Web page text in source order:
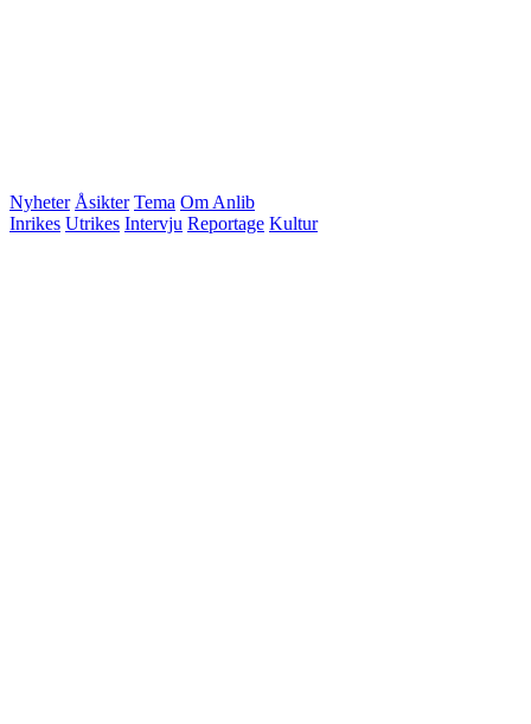
Nyheter Åsikter Tema Om Anlib
Inrikes Utrikes Intervju Reportage Kultur